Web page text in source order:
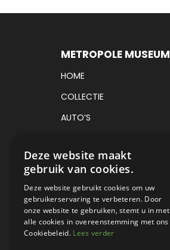
METROPOLE MUSEUM
HOME
COLLECTIE
AUTO’S
TICKETS
EVENEMENTEN
CONTACT
Deze website maakt
gebruik van cookies.
Deze website gebruikt cookies om uw
gebruikerservaring te verbeteren. Door
onze website te gebruiken, stemt u in met
alle cookies in overeenstemming met ons
Cookiebeleid. Lees verder